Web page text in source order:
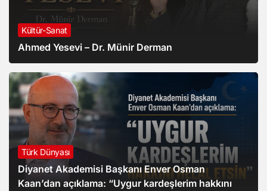
Kültür-Sanat
Ahmed Yesevi – Dr. Münir Derman
Türk Dünyası
Diyanet Akademisi Başkanı Enver Osman
Kaan’dan açıklama: “Uygur kardeşlerim hakkını